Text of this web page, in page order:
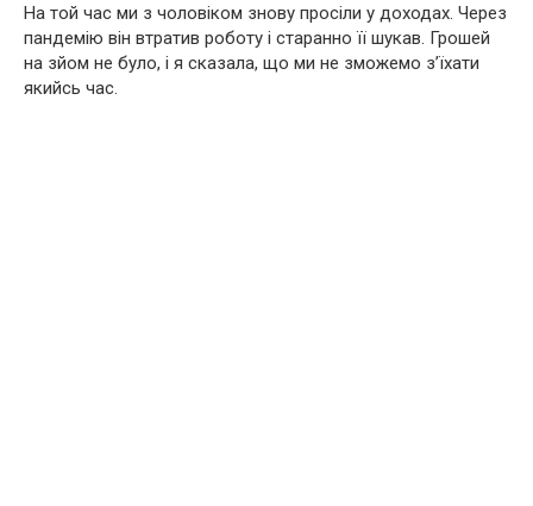
На той час ми з чоловіком знову просіли у доходах. Через
пандемію він втратив роботу і старанно її шукав. Грошей
на зйом не було, і я сказала, що ми не зможемо з’їхати
якийсь час.